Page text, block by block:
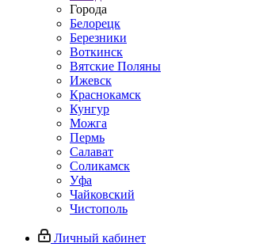
Города
Белорецк
Березники
Воткинск
Вятские Поляны
Ижевск
Краснокамск
Кунгур
Можга
Пермь
Салават
Соликамск
Уфа
Чайковский
Чистополь
Личный кабинет